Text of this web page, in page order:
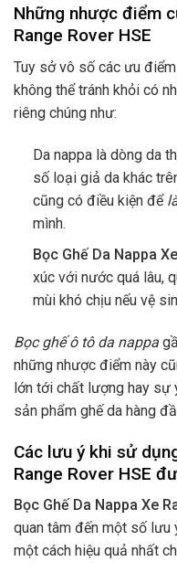
Những nhược điểm
Range Rover HSE
Tuy sở vô số các ưu điểm
không thể tránh khỏi có
riêng chúng như:
Da nappa là dòng da
số loại giả da khác
cũng có điều kiện để
mình.
Bọc Ghế Da Nappa
xúc với nước quá lâu,
mùi khó chịu nếu vệ
Bọc ghế ô tô da nappa
những nhược điểm này
lớn tới chất lượng hay sự
sản phẩm ghế da hàng
Các lưu ý khi sử
Range Rover HSE
Bọc Ghế Da Nappa Xe
quan tâm đến một số lưu
một cách hiệu quả nhất